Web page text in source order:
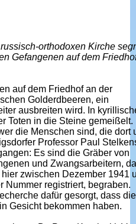
orthodoxen Kirche
Gefangenen auf dem
auf dem Friedhof an der
Golderdbeeren, ein
ausbreiten wird. In
Toten in die Steine gemeißelt.
die Menschen sind, die dort
Professor Paul
Es sind die Gräber von
und Zwangsarbeitern,
zwischen Dezember 1941
Nummer registriert, begraben.
dafür gesorgt, dass die
Gesicht bekommen haben.